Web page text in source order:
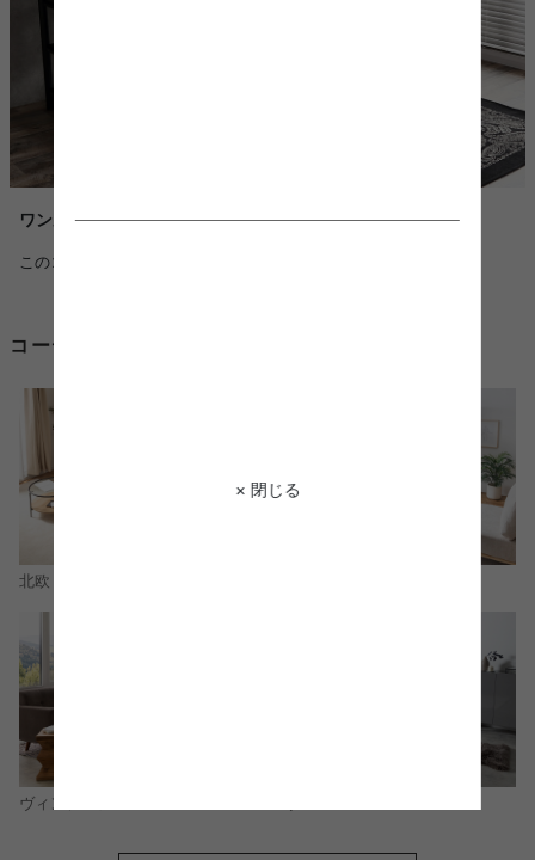
× 閉じる
ワンルームで作るヴィンテージスタイル
このコーディネートを詳しく見る >
コーディネートから2 段 ベッド サイズを探す
北欧
ヴィンテージ